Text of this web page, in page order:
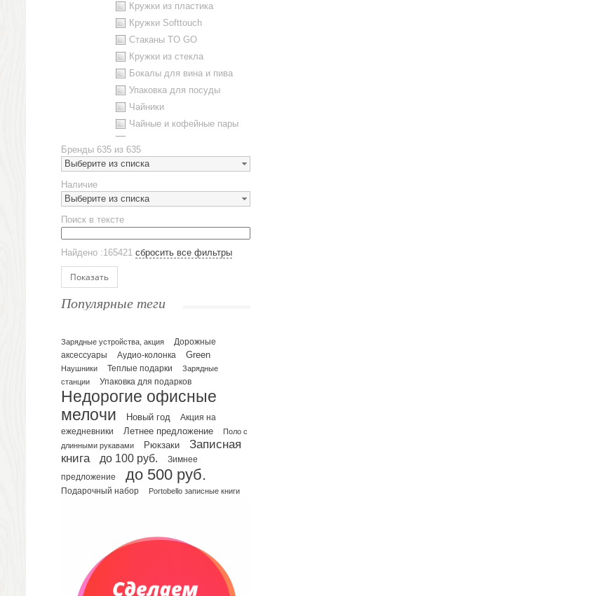
Кружки из пластика
Кружки Softtouch
Стаканы TO GO
Кружки из стекла
Бокалы для вина и пива
Упаковка для посуды
Чайники
Чайные и кофейные пары
Наборы посуды
Предметы сервировки
Стаканы
Эко кружки
ЕВРОПОСУДА
Аксессуары
Ежедневники и блокноты
Датированные ежедневники
Планинги и телефонные книжки
Планинги датированные
Планинги недатированные
Телефонные книжки
Органайзер на ежедневник
Сумки и Рюкзаки
Сумки для планшетов и ноутбуков
Рюкзаки
Конференц-сумки
Несессеры и косметички
Бренды 635 из 635
Выберите из списка
Наличие
Выберите из списка
Поиск в тексте
Найдено :165421 сбросить все фильтры
Показать
Популярные теги
Зарядные устройства, акция
Дорожные
аксессуары
Аудио-колонка Green
Наушники Теплые подарки
Зарядные
станции
Упаковка для подарков
Недорогие офисные
мелочи
Новый год
Акция на
ежедневники
Летнее предложение
Поло с
длинными рукавами
Рюкзаки
Записная
книга
до 100 руб.
Зимнее
предложение
до 500 руб.
Подарочный набор Portobello записные книги